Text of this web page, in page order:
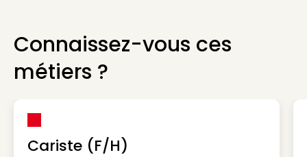
Connaissez-vous ces
métiers ?
Cariste (F/H)